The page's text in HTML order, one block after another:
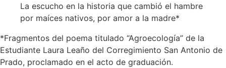
La escucho en la historia que cambió el hambre
por maíces nativos, por amor a la madre*
*Fragmentos del poema titulado “Agroecología” de la
Estudiante Laura Leaño del Corregimiento San Antonio de
Prado, proclamado en el acto de graduación.